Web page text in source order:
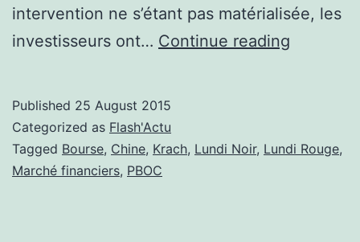
intervention ne s’étant pas matérialisée, les
investisseurs ont… Continue reading
Chine
Published 25 August 2015
Categorized as Flash'Actu
Tagged Bourse, Chine, Krach, Lundi Noir, Lundi Rouge,
Marché financiers, PBOC